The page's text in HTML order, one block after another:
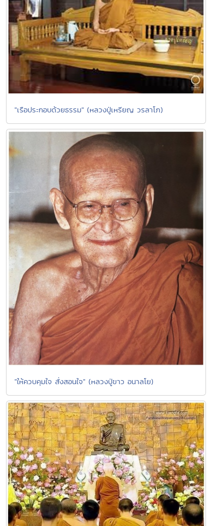
"เรือประกอบด้วยธรรม" (หลวงปู่เหรียญ วรลาโภ)
"ให้ควบคุมใจ สั่งสอนใจ" (หลวงปู่ขาว อนาลโย)